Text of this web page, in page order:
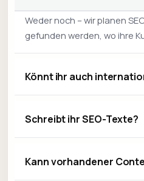
Weder noch – wir planen
gefunden werden, wo ihre
Könnt ihr auch
Schreibt ihr SEO-Texte?
Kann vorhandener